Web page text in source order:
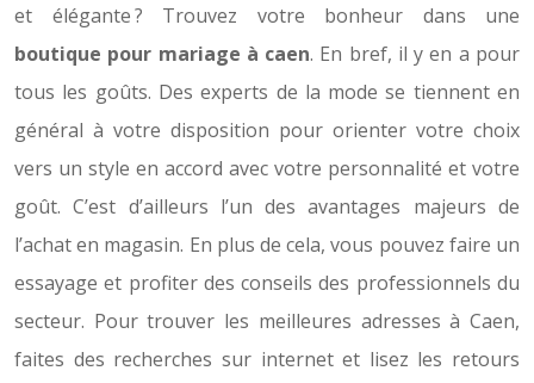
et élégante ? Trouvez votre bonheur dans une
boutique pour mariage à caen. En bref, il y en a pour
tous les goûts. Des experts de la mode se tiennent en
général à votre disposition pour orienter votre choix
vers un style en accord avec votre personnalité et votre
goût. C’est d’ailleurs l’un des avantages majeurs de
l’achat en magasin. En plus de cela, vous pouvez faire un
essayage et profiter des conseils des professionnels du
secteur. Pour trouver les meilleures adresses à Caen,
faites des recherches sur internet et lisez les retours